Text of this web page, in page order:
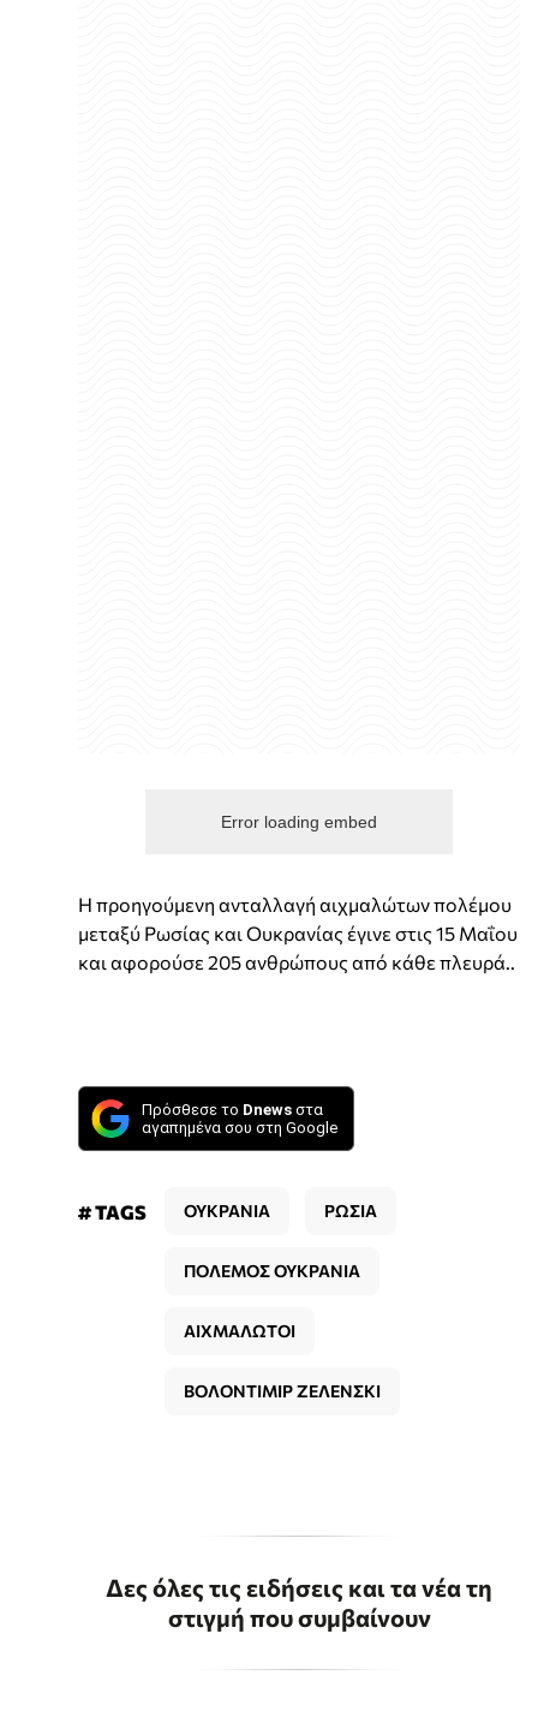
Error loading embed
Η προηγούμενη ανταλλαγή αιχμαλώτων πολέμου
μεταξύ Ρωσίας και Ουκρανίας έγινε στις 15 Μαΐου
και αφορούσε 205 ανθρώπους από κάθε πλευρά..
Πρόσθεσε το Dnews στα
αγαπημένα σου στη Google
# TAGS ΟΥΚΡΑΝΙΑ ΡΩΣΙΑ
ΠΟΛΕΜΟΣ ΟΥΚΡΑΝΙΑ
ΑΙΧΜΑΛΩΤΟΙ
ΒΟΛΟΝΤΙΜΙΡ ΖΕΛΕΝΣΚΙ
Δες όλες τις ειδήσεις και τα νέα τη
στιγμή που συμβαίνουν